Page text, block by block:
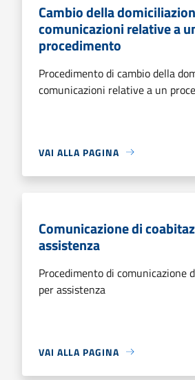
Cambio della
comunicazioni relative a
procedimento
Procedimento di cambio della
comunicazioni relative a un
VAI ALLA PAGINA
Comunicazione di
assistenza
Procedimento di comunicazione
per assistenza
VAI ALLA PAGINA